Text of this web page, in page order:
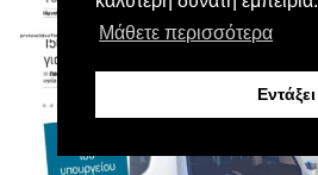
Μάθετε περισσότερα
Εντάξει